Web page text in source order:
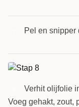
Pel en snipper
Verhit olijfolie
Voeg gehakt, zout,